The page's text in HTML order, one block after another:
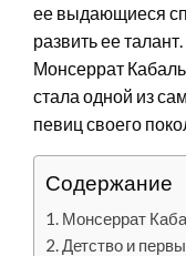
ее выдающиеся
развить ее
Монсеррат
стала одной из
певиц своего
Содержание
Монсеррат
Детство и